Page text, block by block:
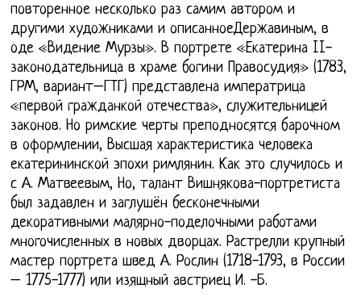
повторенное несколько раз самим автором и
другими художниками и описанноеДержавиным, в
оде «Видение Мурзы». В портрете «Екатерина II-
законодательница в храме богини Правосудия» (1783,
ГРМ, вариант–ГТГ) представлена императрица
«первой гражданкой отечества», служительницей
законов. Но римские черты преподносятся барочном
в оформлении, Высшая характеристика человека
екатерининской эпохи римлянин. Как это случилось и
с А. Матвеевым, Но, талант Вишнякова-портретиста
был задавлен и заглушён бесконечными
декоративными малярно-поделочными работами
многочисленных в новых дворцах. Растрелли крупный
мастер портрета швед А. Рослин (1718-1793, в России
– 1775-1777) или изящный австриец И. -Б.